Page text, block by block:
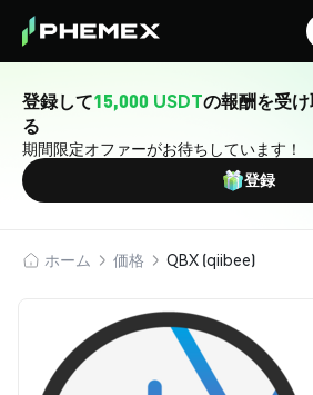
登録して15,000 USDTの報酬を受け
る
期間限定オファーがお待ちしています！
登録
ホーム 価格 QBX (qiibee)